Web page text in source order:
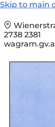
Skip to main
2738 2381